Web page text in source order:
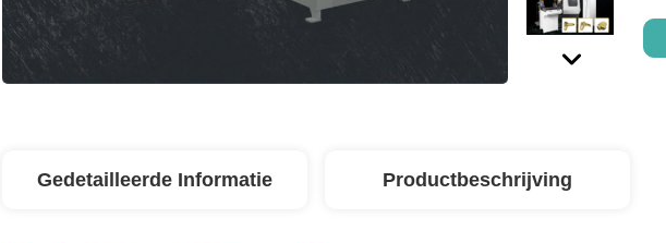
Gedetailleerde Informatie Productbeschrijving